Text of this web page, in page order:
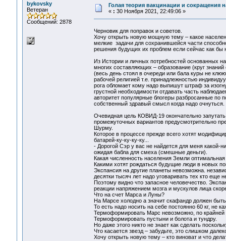
bykovsky
Ветеран
Сообщений: 2878
Голая теория вакцинации и сокращения
« : 30 Ноября 2021, 22:49:06 »
Черновик для поправок и советов.
Хочу открыть новую мощную тему – какое
мелкие задачи для сохранившейся части
решения будущих их проблем если сейчас как бы
Из Истории и личных потребностей основанных
многих составляющих – образование (круг
(весь день стоял в очереди или бала куры не
рабочей религией т.е. принадлежностью
рога обломает кому надо выпишут штраф за
грустной необходимости отдавать часть
авторитет популярные блогеры разбросанные по
собственный здравый смысл когда надо очнуться.
Очевидная цель КОВИД-19 окончательно
промежуточных вариантов предусмотрительно
Шурму.
Которое в процессе прежде всего хотят
батарей-ку-ку-ку-ку...
- Дорогой Сэр у вас не найдется для меня какой-
ожидая бабла для смеха (смешные деньги).
Какая численность населения Земли
Какими хотят рождаться будущие люди в новых
Экспансия на другие планеты невозможна.
десятки тысяч лет надо уговаривать тех кто еще
Поэтому видно что запасное человечество.
реакции напряжением мозга и мускулов лица
Что на счет Марса и Луны?
На Марсе холодно а значит скафандр должен
То есть надо носить на себе постоянно 60 кг, не
Термоформировать Марс невозможно, по крайней
Термоформировать пустыни и болота и тундру.
Но даже этого никто не знает как сделать
Что касается звезд – забудьте, это слишком
Хочу открыть новую тему – кто виноват и что